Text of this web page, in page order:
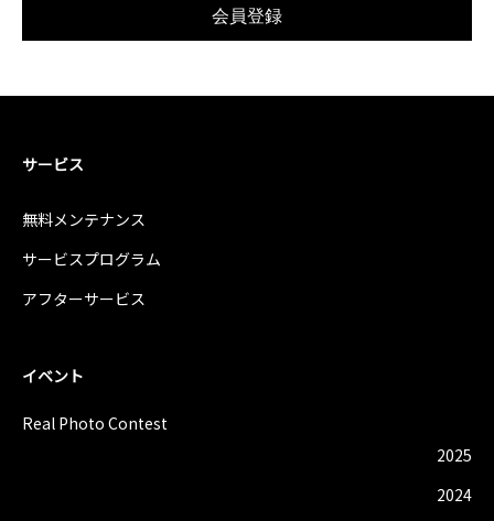
サービス
無料メンテナンス
サービスプログラム
アフターサービス
イベント
Real Photo Contest
2025
2024